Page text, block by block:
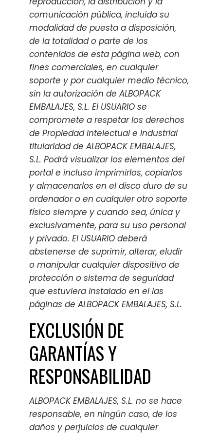
comunicación pública, incluida su
modalidad de puesta a disposición,
de la totalidad o parte de los
contenidos de esta página web, con
fines comerciales, en cualquier
soporte y por cualquier medio técnico,
sin la autorización de ALBOPACK
EMBALAJES, S.L. El USUARIO se
compromete a respetar los derechos
de Propiedad Intelectual e Industrial
titularidad de ALBOPACK EMBALAJES,
S.L. Podrá visualizar los elementos del
portal e incluso imprimirlos, copiarlos
y almacenarlos en el disco duro de su
ordenador o en cualquier otro soporte
físico siempre y cuando sea, única y
exclusivamente, para su uso personal
y privado. El USUARIO deberá
abstenerse de suprimir, alterar, eludir
o manipular cualquier dispositivo de
protección o sistema de seguridad
que estuviera instalado en el las
páginas de ALBOPACK EMBALAJES, S.L.
EXCLUSIÓN DE
GARANTÍAS Y
RESPONSABILIDAD
ALBOPACK EMBALAJES, S.L. no se hace
responsable, en ningún caso, de los
daños y perjuicios de cualquier